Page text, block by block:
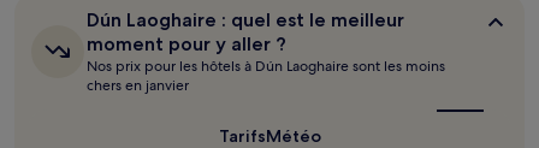
24 dernières
Dún
Laoghaire :
quel
est
le
Dún Laoghaire : quel est le meilleur
moment pour y aller ?
Nos prix pour les hôtels à Dún Laoghaire sont les moins
chers en janvier
TarifsMétéo